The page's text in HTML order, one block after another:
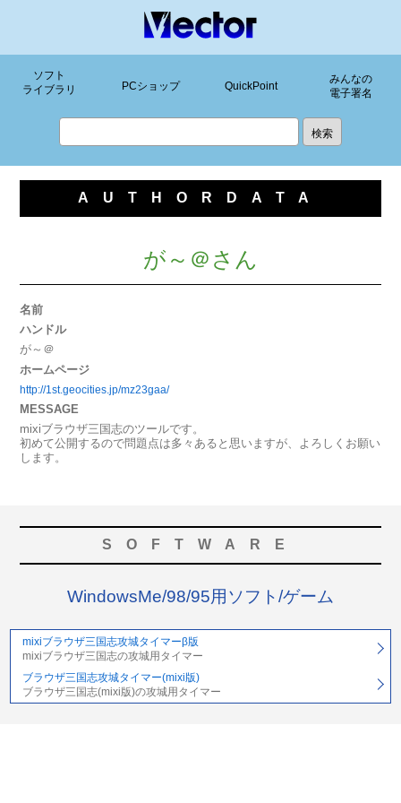
ソフト
ライブラリ
PCショップ QuickPoint
みんなの
電子署名
AUTHORDATA
が～＠さん
名前
ハンドル
が～＠
ホームページ
http://1st.geocities.jp/mz23gaa/
MESSAGE
mixiブラウザ三国志のツールです。
初めて公開するので問題点は多々あると思いますが、よろしくお願い
します。
SOFTWARE
WindowsMe/98/95用ソフト/ゲーム
mixiブラウザ三国志攻城タイマーβ版
mixiブラウザ三国志の攻城用タイマー
ブラウザ三国志攻城タイマー(mixi版)
ブラウザ三国志(mixi版)の攻城用タイマー